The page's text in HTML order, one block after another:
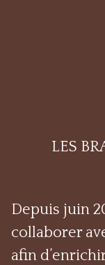
LES
Depuis juin
collaborer
afin